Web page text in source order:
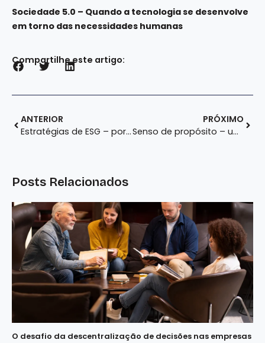
Sociedade 5.0 – Quando a tecnologia se desenvolve
em torno das necessidades humanas
Compartilhe este artigo:
ANTERIOR
Estratégias de ESG – por onde as empresas podem começar no caminho da sustentabilidade?
PRÓXIMO
Senso de propósito – um dos principais atributos para um conselho bem-sucedido
Posts Relacionados
O desafio da descentralização de decisões nas empresas